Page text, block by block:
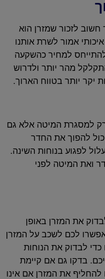
לזכור שמזרן הוא
אמור לשרת אותנו
כדאי להתייחס למחיר כהשקעה
מהר יותר ולדרוש
יקר יותר בטווח הארוך.
רק למסגרת המיטה אלא גם
להפוך את החדר
לפגוע בנוחות השינה.
ואת המיטה לפני
את המזרן באופן
לכם לשכב על המזרן
כדי לבדוק את הנוחות
בדקו גם אם קיימת
להחליף את המזרן אם אינו